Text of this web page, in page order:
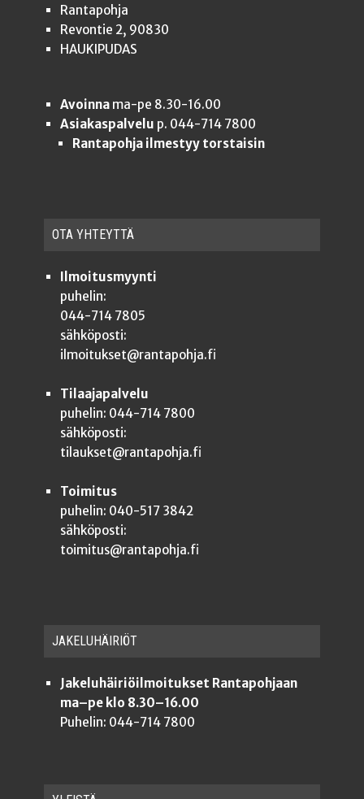
Rantapohja
Revontie 2, 90830
HAUKIPUDAS
Avoinnama-pe 8.30-16.00
Asiakaspalvelu p. 044-714 7800
Rantapohja ilmestyy torstaisin
OTA YHTEYT­TÄ
Ilmoitusmyynti
puhelin:
044-714 7805
sähköposti:
ilmoitukset@rantapohja.fi
Tilaajapalvelu
puhelin: 044-714 7800
sähköposti:
tilaukset@rantapohja.fi
Toimitus
puhelin: 040-517 3842
sähköposti:
toimitus@rantapohja.fi
JAKE­LU­HÄI­RIÖT
Jakeluhäiriöilmoitukset Rantapohjaan
ma–pe klo 8.30–16.00
Puhelin: 044-714 7800